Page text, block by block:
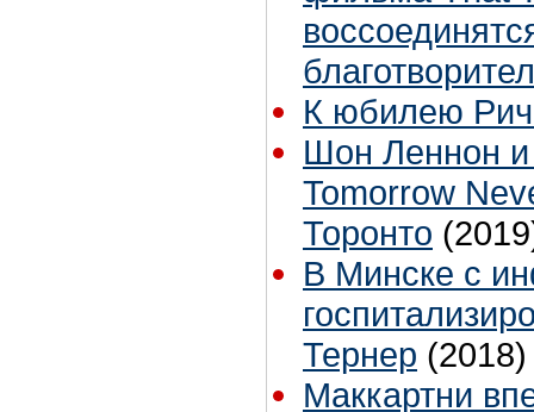
К юбилею
Шон Леннон и
Tomorrow
Торонто
В Минске с
Тернер (2018)
Маккартни